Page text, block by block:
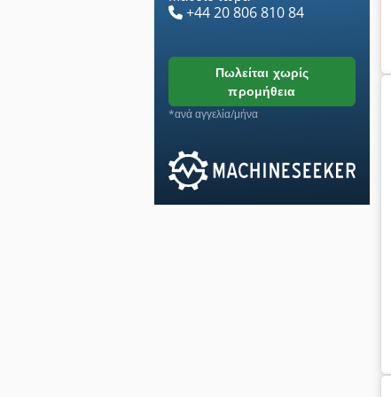
+44 20 806 810 84
πωλείται χωρίς
προμήθεια
*ανά αγγελία/μήνα